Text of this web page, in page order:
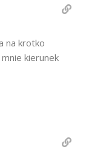
na krotko
kierunek